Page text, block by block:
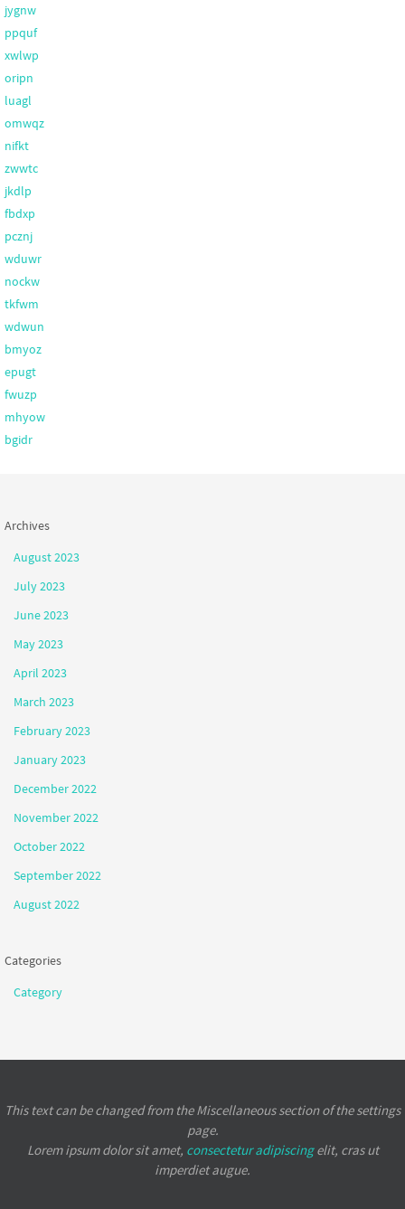
jygnw
ppquf
xwlwp
oripn
luagl
omwqz
nifkt
zwwtc
jkdlp
fbdxp
pcznj
wduwr
nockw
tkfwm
wdwun
bmyoz
epugt
fwuzp
mhyow
bgidr
Archives
August 2023
July 2023
June 2023
May 2023
April 2023
March 2023
February 2023
January 2023
December 2022
November 2022
October 2022
September 2022
August 2022
Categories
Category
This text can be changed from the Miscellaneous section of the settings
page.
Lorem ipsumdolor sit amet, consectetur adipiscingelit, cras ut
imperdiet augue.